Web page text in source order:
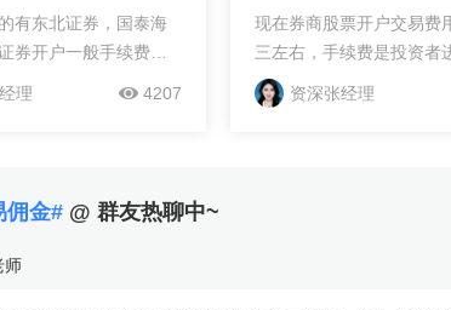
有东北证券，国泰海
券开户一般手续费默
券市场中每个证券公
都是有所差别的，就
理 4207
的?
现在券商股票开户交易费
三左右，手续费是投资者
所收取的费用，证券公司
可以在线进行协商的，网
资深张经理
佣金# @ 群友热聊中~
师